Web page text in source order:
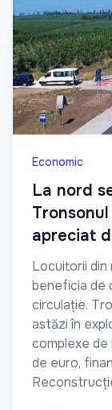
Economic
La nord
apreciat
Locuitorii din
beneficia de
circulație.
astăzi în
complexe de
de euro,